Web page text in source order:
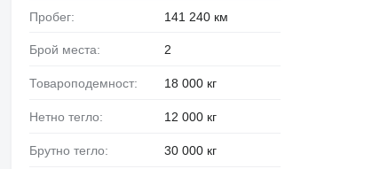
Пробег: 141 240 км
Брой места: 2
Товароподемност: 18 000 кг
Нетно тегло: 12 000 кг
Брутно тегло: 30 000 кг